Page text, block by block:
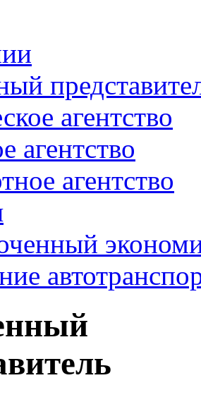
агентство
агентство
агентство